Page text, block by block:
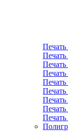
Печать
Печать
Печать
Печать
Печать
Печать
Печать
Печать